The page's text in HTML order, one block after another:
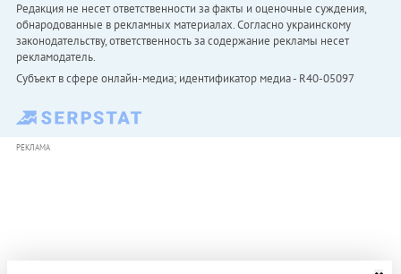
Редакция не несет ответственности за факты и оценочные суждения,
обнародованные в рекламных материалах. Согласно украинскому
законодательству, ответственность за содержание рекламы несет
рекламодатель.
Субъект в сфере онлайн-медиа; идентификатор медиа - R40-05097
РЕКЛАМА